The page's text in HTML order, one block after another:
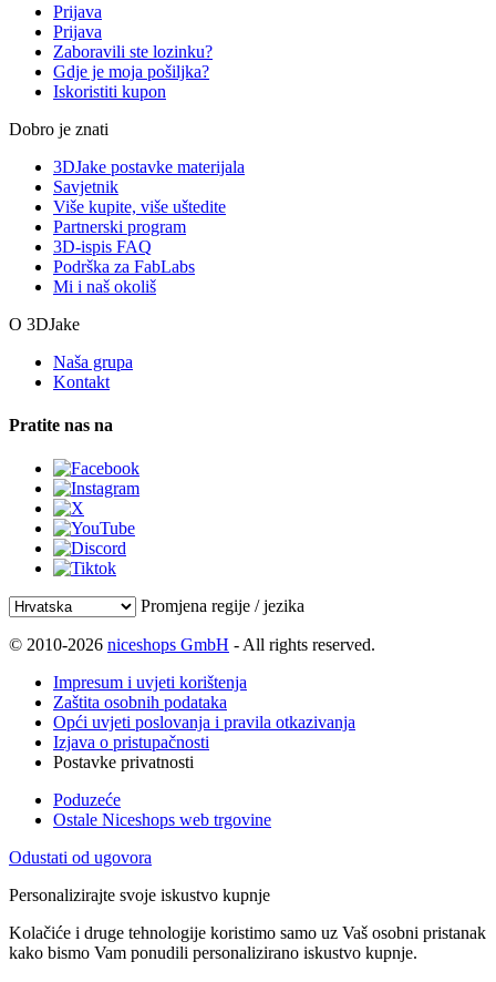
Prijava
Prijava
Zaboravili ste lozinku?
Gdje je moja pošiljka?
Iskoristiti kupon
Dobro je znati
3DJake postavke materijala
Savjetnik
Više kupite, više uštedite
Partnerski program
3D-ispis FAQ
Podrška za FabLabs
Mi i naš okoliš
O 3DJake
Naša grupa
Kontakt
Pratite nas na
Promjena regije / jezika
© 2010-2026 niceshops GmbH - All rights reserved.
Impresum i uvjeti korištenja
Zaštita osobnih podataka
Opći uvjeti poslovanja i pravila otkazivanja
Izjava o pristupačnosti
Postavke privatnosti
Poduzeće
Ostale Niceshops web trgovine
Odustati od ugovora
Personalizirajte svoje iskustvo kupnje
Kolačiće i druge tehnologije koristimo samo uz Vaš osobni pristanak
kako bismo Vam ponudili personalizirano iskustvo kupnje.